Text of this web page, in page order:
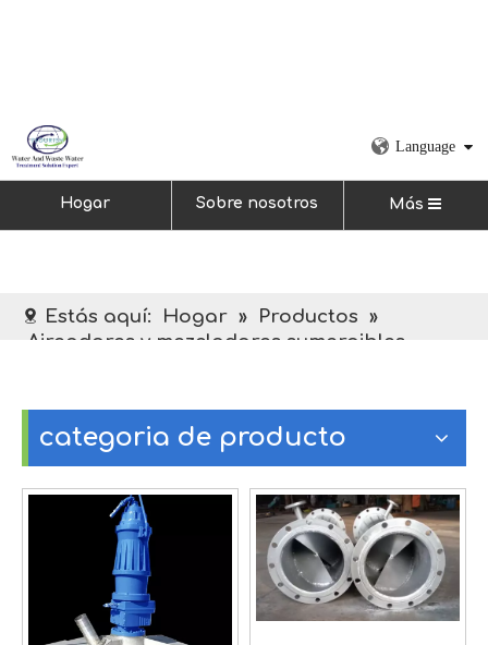
Language
Hogar Sobre nosotros Más
Estás aquí: Hogar » Productos »
Aireadores y mezcladores sumergibles
categoria de producto